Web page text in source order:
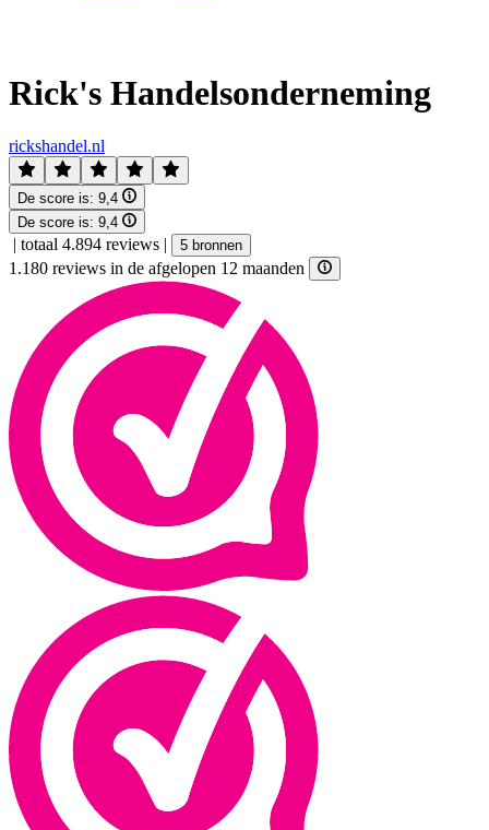
Rick's Handelsonderneming
rickshandel.nl
De score is: 9,4
De score is: 9,4
| totaal 4.894 reviews | 5 bronnen
1.180 reviews in de afgelopen 12 maanden